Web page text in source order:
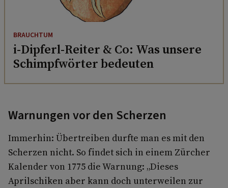
BRAUCHTUM
i-Dipferl-Reiter & Co: Was unsere
Schimpfwörter bedeuten
Warnungen vor den Scherzen
Immerhin: Übertreiben durfte man es mit den
Scherzen nicht. So findet sich in einem Zürcher
Kalender von 1775 die Warnung: „Dieses
Aprilschiken aber kann doch unterweilen zur